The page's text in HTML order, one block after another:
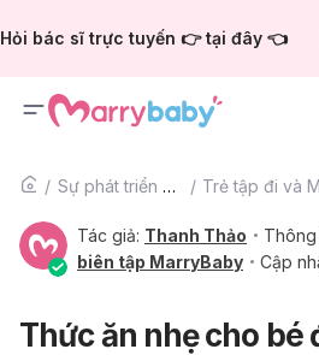
Hỏi bác sĩ trực tuyến 👉 tại đây 👈
Sự phát triển của trẻ
Tác giả: Thanh Thảo
biên tập MarryBaby
Cập
Thức ăn nhẹ cho bé